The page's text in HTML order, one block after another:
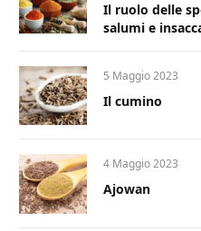
Il ruolo delle
salumi e
5 Maggio 2023
Il cumino
4 Maggio 2023
Ajowan